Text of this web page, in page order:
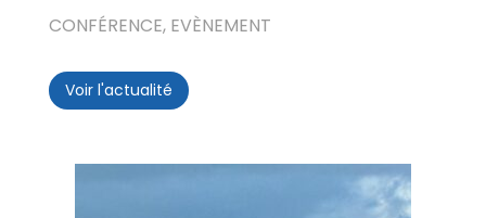
CONFÉRENCE, EVÈNEMENT
Voir l'actualité Les membres du CCIAG en plénière en